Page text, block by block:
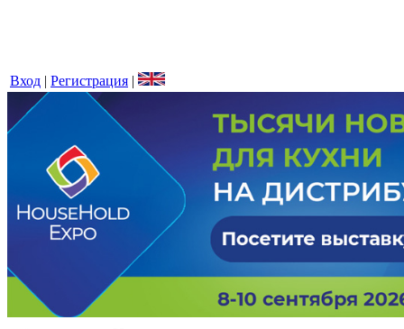
Вход | Регистрация |